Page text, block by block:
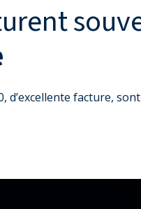
d’excellente facture, sont